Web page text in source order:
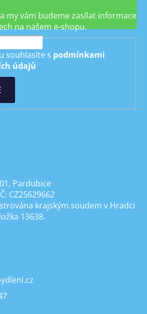
my vám budeme zasílat informace
na našem e-shopu.
souhlasíte s podmínkami
údajů
Pardubice
CZ25629662
krajským soudem v Hradci
13638.